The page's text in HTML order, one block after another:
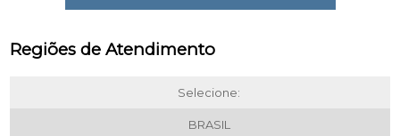
Regiões de Atendimento
Selecione:
BRASIL